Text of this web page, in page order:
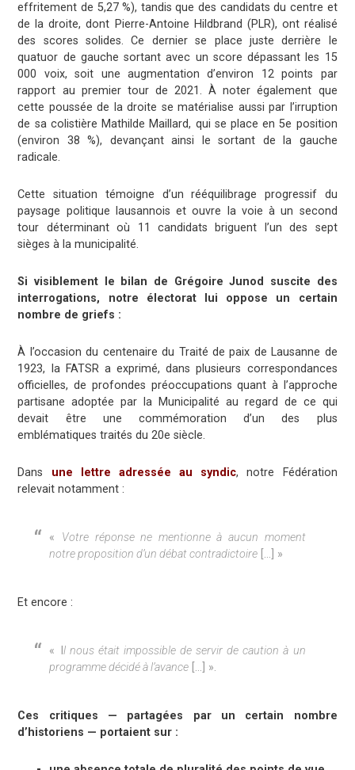
effritement de 5,27 %), tandis que des candidats du centre et
de la droite, dont Pierre-Antoine Hildbrand (PLR), ont réalisé
des scores solides. Ce dernier se place juste derrière le
quatuor de gauche sortant avec un score dépassant les 15
000 voix, soit une augmentation d’environ 12 points par
rapport au premier tour de 2021. À noter également que
cette poussée de la droite se matérialise aussi par l’irruption
de sa colistière Mathilde Maillard, qui se place en 5e position
(environ 38 %), devançant ainsi le sortant de la gauche
radicale.
Cette situation témoigne d’un rééquilibrage progressif du
paysage politique lausannois et ouvre la voie à un second
tour déterminant où 11 candidats briguent l’un des sept
sièges à la municipalité.
Si visiblement le bilan de Grégoire Junod suscite des
interrogations, notre électorat lui oppose un certain
nombre de griefs :
À l’occasion du centenaire du Traité de paix de Lausanne de
1923, la FATSR a exprimé, dans plusieurs correspondances
officielles, de profondes préoccupations quant à l’approche
partisane adoptée par la Municipalité au regard de ce qui
devait être une commémoration d’un des plus
emblématiques traités du 20e siècle.
Dans une lettre adressée au syndic, notre Fédération
relevait notamment :
« Votre réponse ne mentionne à aucun moment
notre proposition d’un débat contradictoire […] »
Et encore :
« I l nous était impossible de servir de caution à un
programme décidé à l’avance […] ».
Ces critiques — partagées par un certain nombre
d’historiens — portaient sur :